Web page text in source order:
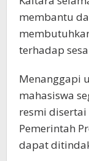
membantu
terhadap
Menanggapi
mahasiswa
resmi
Pemerintah
dapat